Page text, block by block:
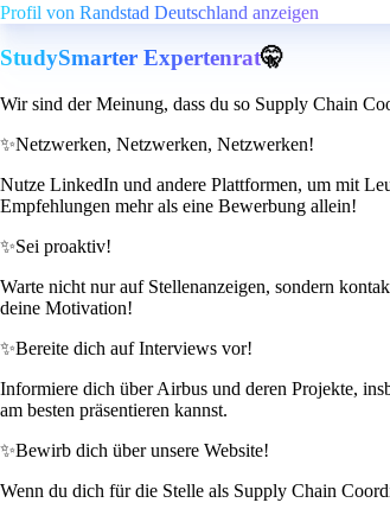
Profil von Randstad Deutschland anzeigen
StudySmarter Expertenrat🤫
Wir sind der Meinung, dass du so Supply Chain
✨Netzwerken, Netzwerken, Netzwerken!
Nutze LinkedIn und andere Plattformen, um mit
Empfehlungen mehr als eine Bewerbung allein!
✨Sei proaktiv!
Warte nicht nur auf Stellenanzeigen, sondern
deine Motivation!
✨Bereite dich auf Interviews vor!
Informiere dich über Airbus und deren Projekte,
am besten präsentieren kannst.
✨Bewirb dich über unsere Website!
Wenn du dich für die Stelle als Supply Chain